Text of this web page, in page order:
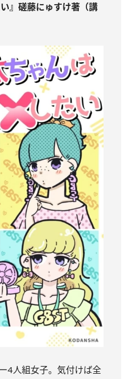
』磋藤にゅすけ著（講
4人組女子。気付けば全